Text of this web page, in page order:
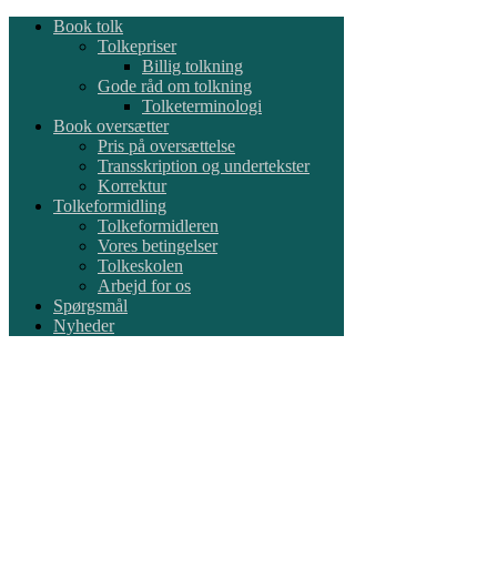
Book tolk
Tolkepriser
Billig tolkning
Gode råd om tolkning
Tolketerminologi
Book oversætter
Pris på oversættelse
Transskription og undertekster
Korrektur
Tolkeformidling
Tolkeformidleren
Vores betingelser
Tolkeskolen
Arbejd for os
Spørgsmål
Nyheder